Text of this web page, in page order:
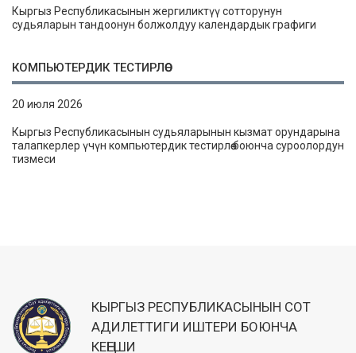
Кыргыз Республикасынын жергиликтүү сотторунун
судьяларын тандоонун болжолдуу календардык графиги
КОМПЬЮТЕРДИК ТЕСТИРЛӨӨ
20 июля 2026
Кыргыз Республикасынын судьяларынын кызмат орундарына
талапкерлер үчүн компьютердик тестирлөө боюнча суроолордун
тизмеси
КЫРГЫЗ РЕСПУБЛИКАСЫНЫН СОТ
АДИЛЕТТИГИ ИШТЕРИ БОЮНЧА
КЕҢЕШИ